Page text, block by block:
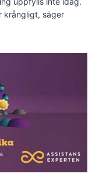
krångligt, säger